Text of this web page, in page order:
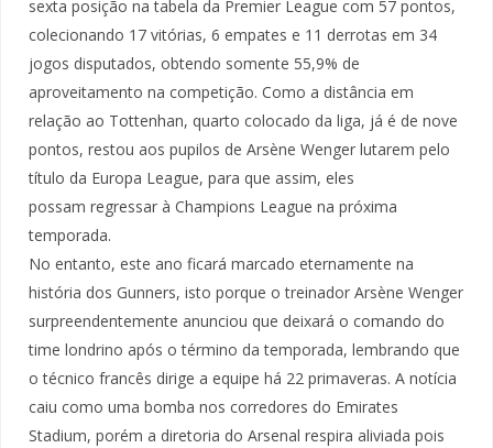
sexta posição na tabela da Premier League com 57 pontos,
colecionando 17 vitórias, 6 empates e 11 derrotas em 34
jogos disputados, obtendo somente 55,9% de
aproveitamento na competição. Como a distância em
relação ao Tottenhan, quarto colocado da liga, já é de nove
pontos, restou aos pupilos de Arsène Wenger lutarem pelo
título da Europa League, para que assim, eles
possam regressar à Champions League na próxima
temporada.
No entanto, este ano ficará marcado eternamente na
história dos Gunners, isto porque o treinador Arsène Wenger
surpreendentemente anunciou que deixará o comando do
time londrino após o término da temporada, lembrando que
o técnico francês dirige a equipe há 22 primaveras. A notícia
caiu como uma bomba nos corredores do Emirates
Stadium, porém a diretoria do Arsenal respira aliviada pois